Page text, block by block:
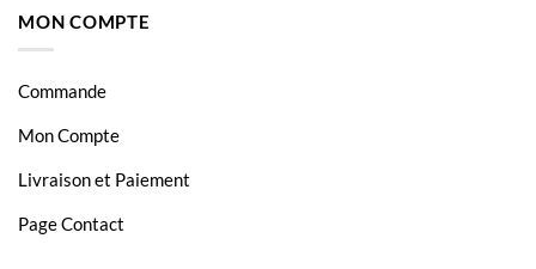
MON COMPTE
Commande
Mon Compte
Livraison et Paiement
Page Contact